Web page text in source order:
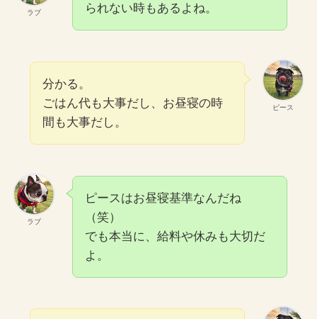
ラブ
られない時もあるよね。
ピース
分かる。
ごはん代も大事だし、お昼寝の時
間も大事だし。
ラブ
ピースはお昼寝基準なんだね
（笑）
でも本当に、給料や休みも大切だ
よ。